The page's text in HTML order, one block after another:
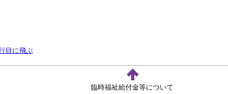
目に飛ぶ
臨時福祉給付金等について